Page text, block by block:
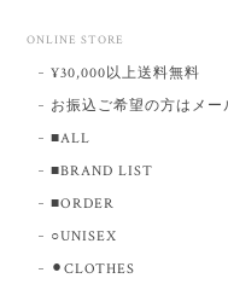
ONLINE STORE
¥30,000以上送料無料
お振込ご希望の方はメー
■ALL
■BRAND LIST
■ORDER
○UNISEX
⚫︎CLOTHES